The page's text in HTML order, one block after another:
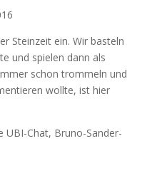
Steinzeit ein. Wir basteln
und spielen dann als
schon trommeln und
wollte, ist hier
UBI-Chat, Bruno-Sander-